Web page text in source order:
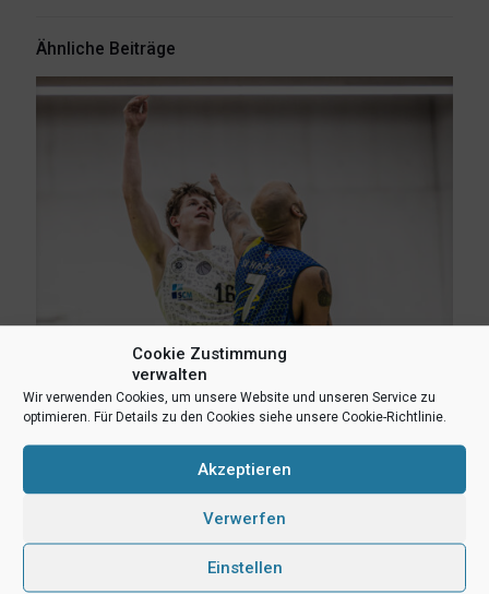
Cookie Zustimmung
verwalten
Wir verwenden Cookies, um unsere Website und unseren Service zu
optimieren. Für Details zu den Cookies siehe unsere Cookie-Richtlinie.
Akzeptieren
Verwerfen
Einstellen
Ähnliche Beiträge
3. August 2026
Erik Niggemann setzt Karriere in Ibbenbüren fort